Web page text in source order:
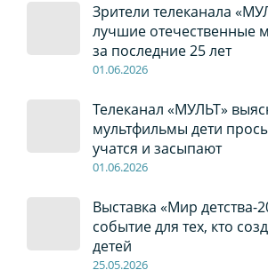
Зрители телеканала
лучшие отечественные
за последние 25 лет
01.06.2026
Телеканал «МУЛЬТ»
мультфильмы дети
учатся и засыпают
01.06.2026
Выставка «Мир детства-
событие для тех, кто
детей
25.05.2026